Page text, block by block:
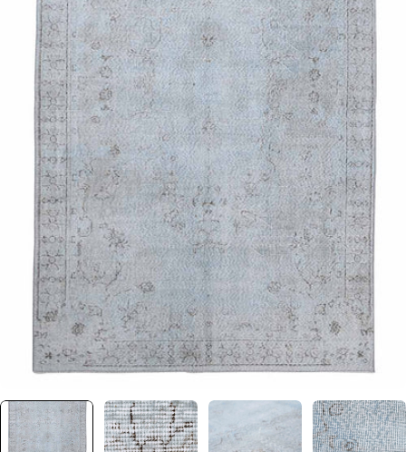
numaralı medyayı pencerede aç